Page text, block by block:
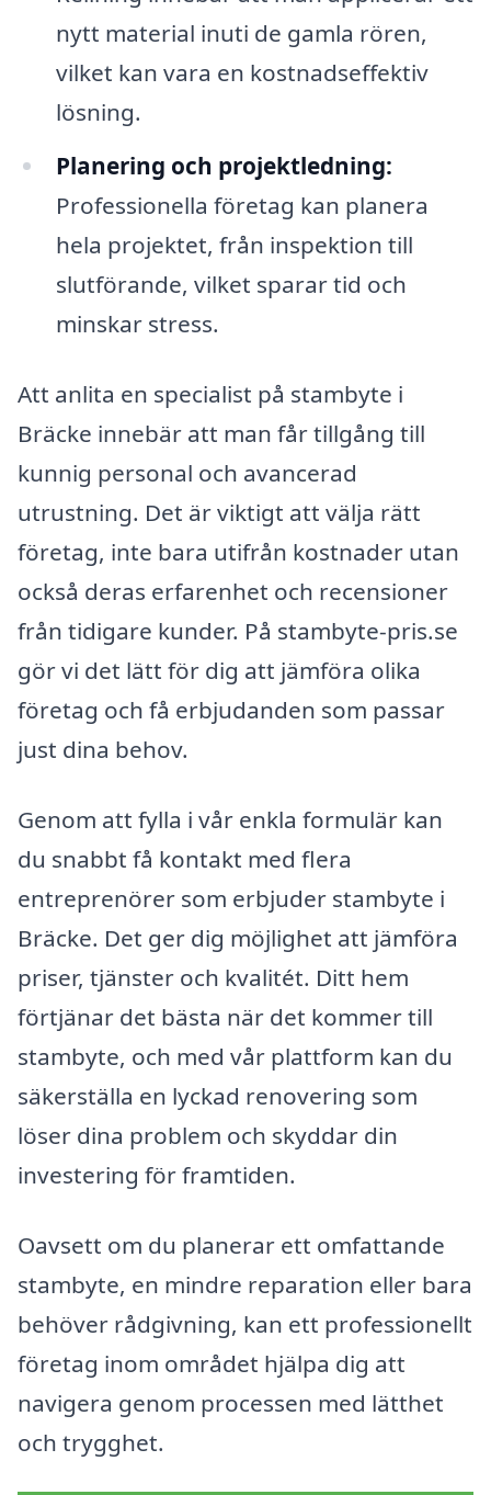
nytt material inuti de gamla rören,
vilket kan vara en kostnadseffektiv
lösning.
Planering och projektledning:
Professionella företag kan planera
hela projektet, från inspektion till
slutförande, vilket sparar tid och
minskar stress.
Att anlita en specialist på stambyte i
Bräcke innebär att man får tillgång till
kunnig personal och avancerad
utrustning. Det är viktigt att välja rätt
företag, inte bara utifrån kostnader utan
också deras erfarenhet och recensioner
från tidigare kunder. På stambyte-pris.se
gör vi det lätt för dig att jämföra olika
företag och få erbjudanden som passar
just dina behov.
Genom att fylla i vår enkla formulär kan
du snabbt få kontakt med flera
entreprenörer som erbjuder stambyte i
Bräcke. Det ger dig möjlighet att jämföra
priser, tjänster och kvalitét. Ditt hem
förtjänar det bästa när det kommer till
stambyte, och med vår plattform kan du
säkerställa en lyckad renovering som
löser dina problem och skyddar din
investering för framtiden.
Oavsett om du planerar ett omfattande
stambyte, en mindre reparation eller bara
behöver rådgivning, kan ett professionellt
företag inom området hjälpa dig att
navigera genom processen med lätthet
och trygghet.